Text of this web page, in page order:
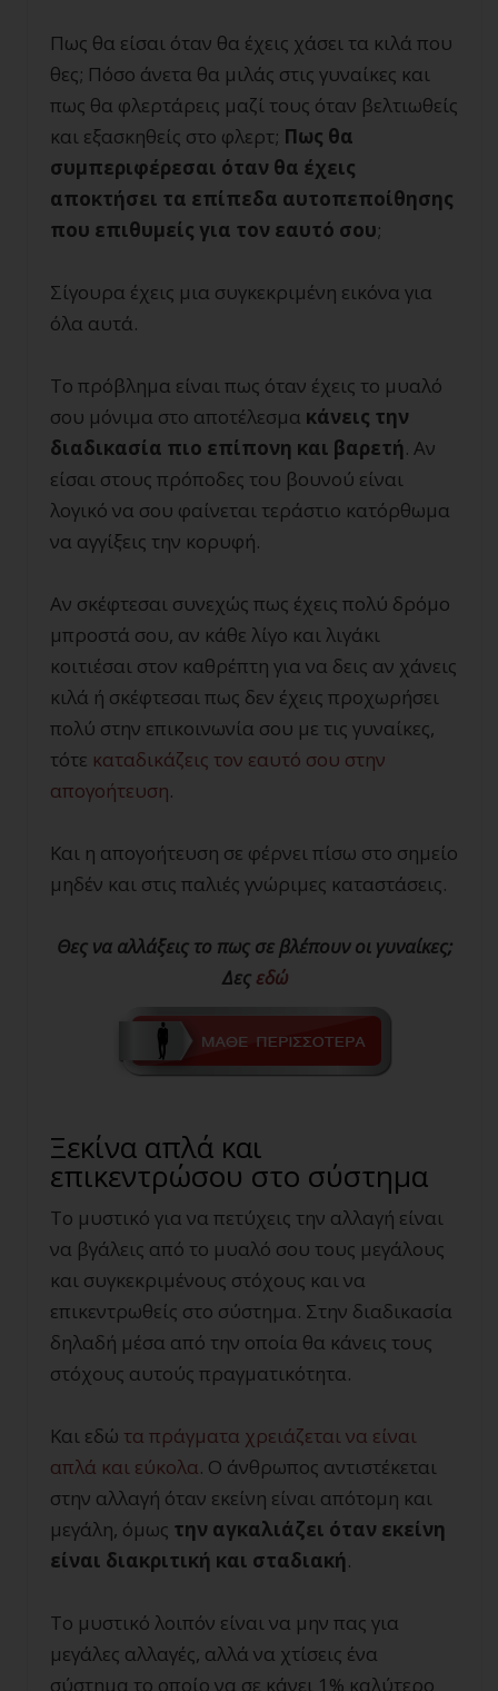
Πως θα είσαι όταν θα έχεις χάσει τα κιλά που
θες; Πόσο άνετα θα μιλάς στις γυναίκες και
πως θα φλερτάρεις μαζί τους όταν βελτιωθείς
και εξασκηθείς στο φλερτ; Πως θα
συμπεριφέρεσαι όταν θα έχεις
αποκτήσει τα επίπεδα αυτοπεποίθησης
που επιθυμείς για τον εαυτό σου;
Σίγουρα έχεις μια συγκεκριμένη εικόνα για
όλα αυτά.
Το πρόβλημα είναι πως όταν έχεις το μυαλό
σου μόνιμα στο αποτέλεσμα κάνεις την
διαδικασία πιο επίπονη και βαρετή. Αν
είσαι στους πρόποδες του βουνού είναι
λογικό να σου φαίνεται τεράστιο κατόρθωμα
να αγγίξεις την κορυφή.
Αν σκέφτεσαι συνεχώς πως έχεις πολύ δρόμο
μπροστά σου, αν κάθε λίγο και λιγάκι
κοιτιέσαι στον καθρέπτη για να δεις αν χάνεις
κιλά ή σκέφτεσαι πως δεν έχεις προχωρήσει
πολύ στην επικοινωνία σου με τις γυναίκες,
τότε καταδικάζεις τον εαυτό σου στην
απογοήτευση.
Και η απογοήτευση σε φέρνει πίσω στο σημείο
μηδέν και στις παλιές γνώριμες καταστάσεις.
Θες να αλλάξεις το πως σε βλέπουν οι γυναίκες;
Δες εδώ
Ξεκίνα απλά και
επικεντρώσου στο σύστημα
Το μυστικό για να πετύχεις την αλλαγή είναι
να βγάλεις από το μυαλό σου τους μεγάλους
και συγκεκριμένους στόχους και να
επικεντρωθείς στο σύστημα. Στην διαδικασία
δηλαδή μέσα από την οποία θα κάνεις τους
στόχους αυτούς πραγματικότητα.
Και εδώ τα πράγματα χρειάζεται να είναι
απλά και εύκολα. Ο άνθρωπος αντιστέκεται
στην αλλαγή όταν εκείνη είναι απότομη και
μεγάλη, όμως την αγκαλιάζει όταν εκείνη
είναι διακριτική και σταδιακή.
Το μυστικό λοιπόν είναι να μην πας για
μεγάλες αλλαγές, αλλά να χτίσεις ένα
σύστημα το οποίο να σε κάνει 1% καλύτερο